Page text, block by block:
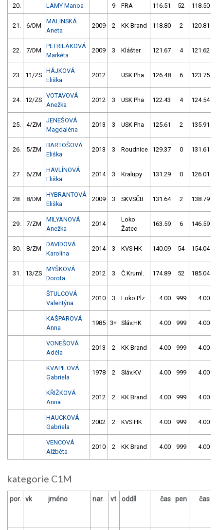
20. LAMY Manoa 9 FRA 116.51 52 118.50
21. 6/DM
MALINSKÁ
Aneta
2009 2 KK Brand 118.80 2 120.81
22. 7/DM
PETRILÁKOVÁ
Markéta
2009 3 Klášter. 121.67 4 121.62
23. 11/ZS
HÁJKOVÁ
Eliška
2012 USK Pha 126.48 6 123.75
24. 12/ZS
VOTAVOVÁ
Anežka
2012 3 USK Pha 122.43 4 124.54
25. 4/ZM
JENEŠOVÁ
Magdaléna
2013 3 USK Pha 125.61 2 135.91
26. 5/ZM
BARTOŠOVÁ
Eliška
2013 3 Roudnice 129.37 0 131.61
27. 6/ZM
HAVLÍNOVÁ
Eliška
2014 3 Kralupy 131.29 0 126.01
28. 8/DM
HYBRANTOVÁ
Eliška
2009 3 SKVSČB 131.64 2 138.79
29. 7/ZM
MILYANOVÁ
Anežka
2014
Loko
Žatec
163.59 6 146.59
30. 8/ZM
DAVIDOVÁ
Karolína
2014 3 KVS HK 140.09 54 154.04
31. 13/ZS
MYŠKOVÁ
Dorota
2012 3 Č.Kruml. 174.89 52 185.04
ŠTULCOVÁ
Valentýna
2010 3 Loko Plz 4.00 999 4.00
KAŠPAROVÁ
Anna
1985 3+ Sláv.HK 4.00 999 4.00
VONEŠOVÁ
Adéla
2013 2 KK Brand 4.00 999 4.00
KVAPILOVÁ
Gabriela
1978 2 Sláv.KV 4.00 999 4.00
KŘIŽKOVÁ
Anna
2012 2 KK Brand 4.00 999 4.00
HAUCKOVÁ
Gabriela
2002 2 KVS HK 4.00 999 4.00
VENCOVÁ
Alžběta
2010 2 KK Brand 4.00 999 4.00
kategorie C1M
por. vk jméno nar. vt oddíl čas pen čas